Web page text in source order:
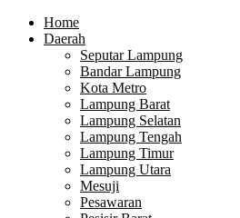
Home
Daerah
Seputar Lampung
Bandar Lampung
Kota Metro
Lampung Barat
Lampung Selatan
Lampung Tengah
Lampung Timur
Lampung Utara
Mesuji
Pesawaran